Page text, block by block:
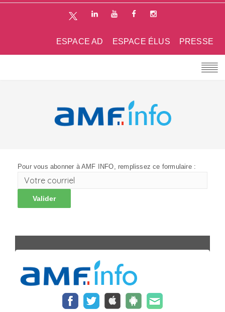
PRESSE
ESPACE ÉLUS
ESPACE AD
Pour vous abonner à AMF INFO, remplissez ce formulaire :